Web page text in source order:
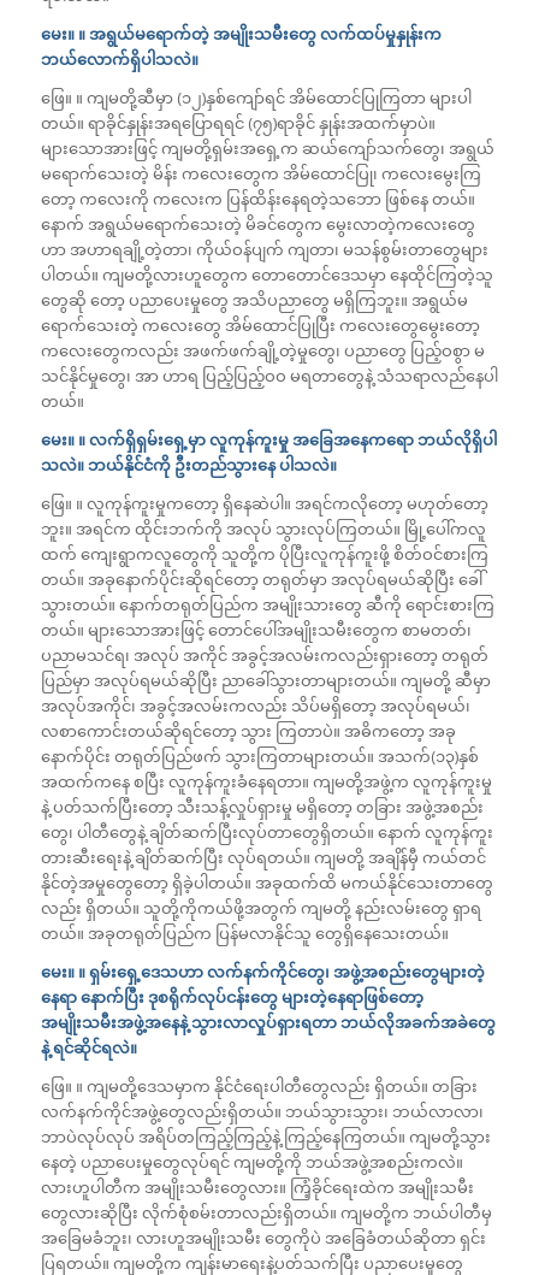
မေး။ ။ အရွယ်မရောက်တဲ့ အမျိုးသမီးတွေ လက်ထပ်မှုနှုန်းက
ဘယ်လောက်ရှိပါသလဲ။
ဖြေ။ ။ ကျမတို့ဆီမှာ (၁၂)နှစ်ကျော်ရင် အိမ်ထောင်ပြုကြတာ များပါ
တယ်။ ရာခိုင်နှုန်းအရပြောရရင် (၇၅)ရာခိုင် နှုန်းအထက်မှာပဲ။
များသောအားဖြင့် ကျမတို့ရှမ်းအရှေ့က ဆယ်ကျော်သက်တွေ၊ အရွယ်
မရောက်သေးတဲ့ မိန်း ကလေးတွေက အိမ်ထောင်ပြု၊ ကလေးမွေးကြ
တော့ ကလေးကို ကလေးက ပြန်ထိန်းနေရတဲ့သဘော ဖြစ်နေ တယ်။
နောက် အရွယ်မရောက်သေးတဲ့ မိခင်တွေက မွေးလာတဲ့ကလေးတွေ
ဟာ အဟာရချို့တဲ့တာ၊ ကိုယ်ဝန်ပျက် ကျတာ၊ မသန်စွမ်းတာတွေများ
ပါတယ်။ ကျမတို့လားဟူတွေက တောတောင်ဒေသမှာ နေထိုင်ကြတဲ့သူ
တွေဆို တော့ ပညာပေးမှုတွေ အသိပညာတွေ မရှိကြဘူး။ အရွယ်မ
ရောက်သေးတဲ့ ကလေးတွေ အိမ်ထောင်ပြုပြီး ကလေးတွေမွေးတော့
ကလေးတွေကလည်း အဖက်ဖက်ချို့တဲ့မှုတွေ၊ ပညာတွေ ပြည့်ဝစွာ မ
သင်နိုင်မှုတွေ၊ အာ ဟာရ ပြည့်ပြည့်ဝဝ မရတာတွေနဲ့ သံသရာလည်နေပါ
တယ်။
မေး။ ။ လက်ရှိရှမ်းရှေ့မှာ လူကုန်ကူးမှု အခြေအနေကရော ဘယ်လိုရှိပါ
သလဲ။ ဘယ်နိုင်ငံကို ဦးတည်သွားနေ ပါသလဲ။
ဖြေ။ ။ လူကုန်ကူးမှုကတော့ ရှိနေဆဲပါ။ အရင်ကလိုတော့ မဟုတ်တော့
ဘူး။ အရင်က ထိုင်းဘက်ကို အလုပ် သွားလုပ်ကြတယ်။ မြို့ပေါ်ကလူ
ထက် ကျေးရွာကလူတွေကို သူတို့က ပိုပြီးလူကုန်ကူးဖို့ စိတ်ဝင်စားကြ
တယ်။ အခုနောက်ပိုင်းဆိုရင်တော့ တရုတ်မှာ အလုပ်ရမယ်ဆိုပြီး ခေါ်
သွားတယ်။ နောက်တရုတ်ပြည်က အမျိုးသားတွေ ဆီကို ရောင်းစားကြ
တယ်။ များသောအားဖြင့် တောင်ပေါ်အမျိုးသမီးတွေက စာမတတ်၊
ပညာမသင်ရ၊ အလုပ် အကိုင် အခွင့်အလမ်းကလည်းရှားတော့ တရုတ်
ပြည်မှာ အလုပ်ရမယ်ဆိုပြီး ညာခေါ်သွားတာများတယ်။ ကျမတို့ ဆီမှာ
အလုပ်အကိုင်၊ အခွင့်အလမ်းကလည်း သိပ်မရှိတော့ အလုပ်ရမယ်၊
လစာကောင်းတယ်ဆိုရင်တော့ သွား ကြတာပဲ။ အဓိကတော့ အခု
နောက်ပိုင်း တရုတ်ပြည်ဖက် သွားကြတာများတယ်။ အသက်(၁၃)နှစ်
အထက်ကနေ စပြီး လူကုန်ကူးခံနေရတာ။ ကျမတို့အဖွဲ့က လူကုန်ကူးမှု
နဲ့ ပတ်သက်ပြီးတော့ သီးသန့်လှုပ်ရှားမှု မရှိတော့ တခြား အဖွဲ့အစည်း
တွေ၊ ပါတီတွေနဲ့ ချိတ်ဆက်ပြီးလုပ်တာတွေရှိတယ်။ နောက် လူကုန်ကူး
တားဆီးရေးနဲ့ ချိတ်ဆက်ပြီး လုပ်ရတယ်။ ကျမတို့ အချိန်မှီ ကယ်တင်
နိုင်တဲ့အမှုတွေတော့ ရှိခဲ့ပါတယ်။ အခုထက်ထိ မကယ်နိုင်သေးတာတွေ
လည်း ရှိတယ်။ သူတို့ကိုကယ်ဖို့အတွက် ကျမတို့ နည်းလမ်းတွေ ရှာရ
တယ်။ အခုတရုတ်ပြည်က ပြန်မလာနိုင်သူ တွေရှိနေသေးတယ်။
မေး။ ။ ရှမ်းရှေ့ဒေသဟာ လက်နက်ကိုင်တွေ၊ အဖွဲ့အစည်းတွေများတဲ့
နေရာ နောက်ပြီး ဒုစရိုက်လုပ်ငန်းတွေ များတဲ့နေရာဖြစ်တော့
အမျိုးသမီးအဖွဲ့အနေနဲ့ သွားလာလှုပ်ရှားရတာ ဘယ်လိုအခက်အခဲတွေ
နဲ့ ရင်ဆိုင်ရလဲ။
ဖြေ။ ။ ကျမတို့ဒေသမှာက နိုင်ငံရေးပါတီတွေလည်း ရှိတယ်။ တခြား
လက်နက်ကိုင်အဖွဲ့တွေလည်းရှိတယ်။ ဘယ်သွားသွား၊ ဘယ်လာလာ၊
ဘာပဲလုပ်လုပ် အရိပ်တကြည့်ကြည့်နဲ့ ကြည့်နေကြတယ်။ ကျမတို့သွား
နေတဲ့ ပညာပေးမှုတွေလုပ်ရင် ကျမတို့ကို ဘယ်အဖွဲ့အစည်းကလဲ။
လားဟူပါတီက အမျိုးသမီးတွေလား။ ကြံ့ခိုင်ရေးထဲက အမျိုးသမီး
တွေလားဆိုပြီး လိုက်စုံစမ်းတာလည်းရှိတယ်။ ကျမတို့က ဘယ်ပါတီမှ
အခြေမခံဘူး၊ လားဟူအမျိုးသမီး တွေကိုပဲ အခြေခံတယ်ဆိုတာ ရှင်း
ပြရတယ်။ ကျမတို့က ကျန်းမာရေးနဲ့ပတ်သက်ပြီး ပညာပေးမှုတွေ